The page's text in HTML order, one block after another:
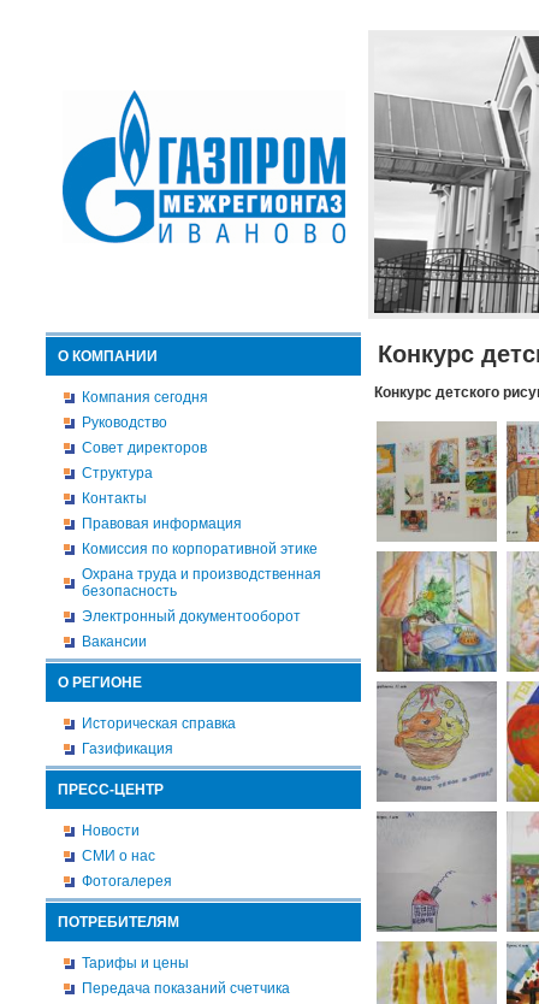
О КОМПАНИИ
Компания сегодня
Руководство
Совет директоров
Структура
Контакты
Правовая информация
Комиссия по корпоративной этике
Охрана труда и производственная
безопасность
Электронный документооборот
Вакансии
О РЕГИОНЕ
Историческая справка
Газификация
ПРЕСС-ЦЕНТР
Новости
СМИ о нас
Фотогалерея
ПОТРЕБИТЕЛЯМ
Тарифы и цены
Передача показаний счетчика
Конкурс
Конкурс детского